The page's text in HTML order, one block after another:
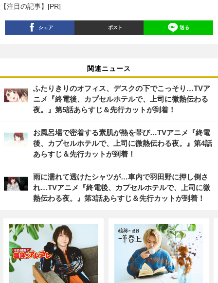
【注目の記事】[PR]
シェア ポスト 送る
関連ニュース
ふたりきりのオフィス、デスクの下でこっそり…TVア
ニメ『終電後、カプセルホテルで、上司に微熱伝わる
夜。』第5話あらすじ＆先行カットが到着！
お風呂場で密着する素肌が熱を帯び…TVアニメ『終電
後、カプセルホテルで、上司に微熱伝わる夜。』第4話
あらすじ＆先行カットが到着！
雨に濡れて透けたシャツが…車内で羽田野に押し倒さ
れ…TVアニメ『終電後、カプセルホテルで、上司に微
熱伝わる夜。』第3話あらすじ＆先行カットが到着！